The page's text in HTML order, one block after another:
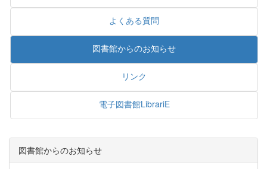
よくある質問
図書館からのお知らせ
リンク
電子図書館LibrariE
図書館からのお知らせ